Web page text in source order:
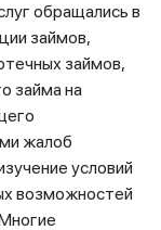
обращались в
займов,
займов,
займа на
жалоб
условий
возможностей